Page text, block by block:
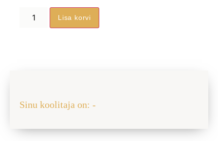
Lisa korvi
Sinu koolitaja on: -